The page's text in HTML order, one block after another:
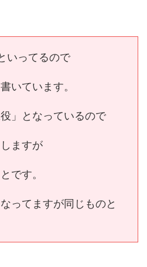
いってるので
いています。
」となっているので
ますが
です。
ってますが同じものと